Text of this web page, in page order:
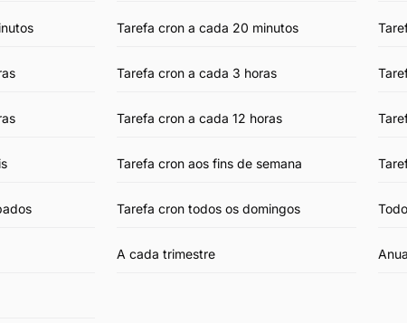
Tarefa cron a cada 20 minutos
Tarefa cron a cada 3 horas
Tarefa cron a cada 12 horas
Tarefa cron aos fins de semana
Tarefa cron todos os domingos
A cada trimestre